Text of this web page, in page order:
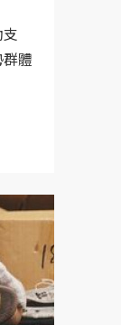
整的訊
臉書、
上的資
友們以
非洲去?
團
(link is exter
nal)
，駐
當地計畫
體